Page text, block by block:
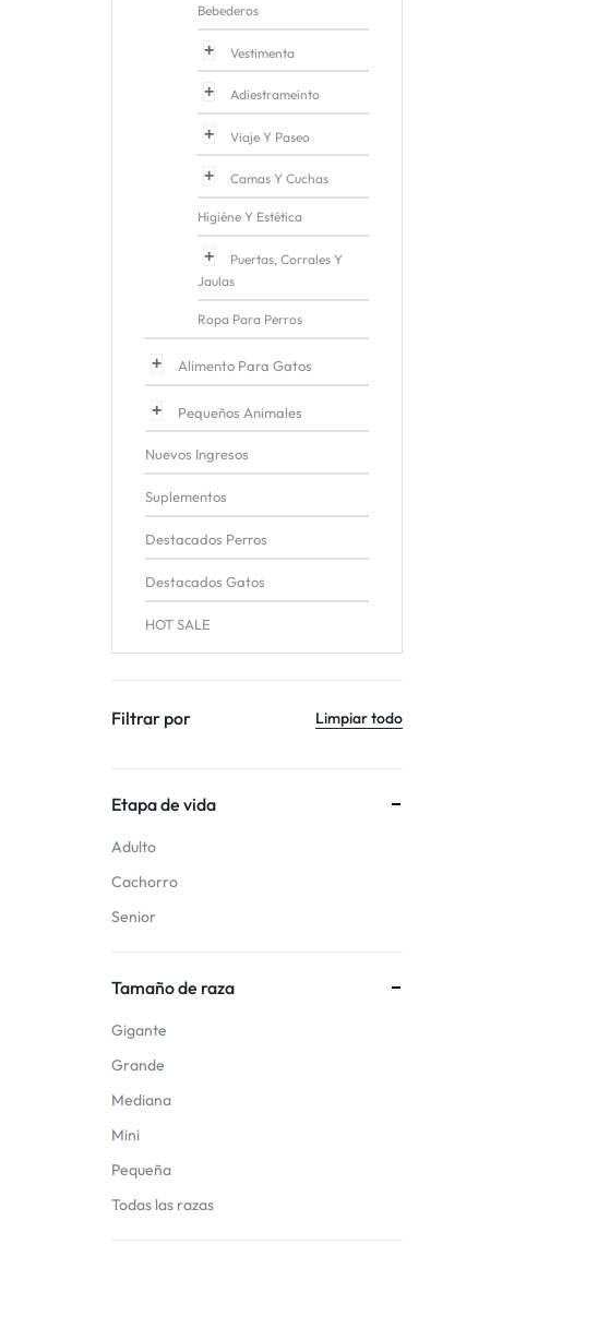
Bebederos
Vestimenta
Adiestrameinto
Viaje Y Paseo
Camas Y Cuchas
Higiéne Y Estética
Puertas, Corrales Y
Jaulas
Ropa Para Perros
Alimento Para Gatos
Pequeños Animales
Nuevos Ingresos
Suplementos
Destacados Perros
Destacados Gatos
HOT SALE
Filtrar por Limpiar todo
Etapa de vida
Adulto
Cachorro
Senior
Tamaño de raza
Gigante
Grande
Mediana
Mini
Pequeña
Todas las razas